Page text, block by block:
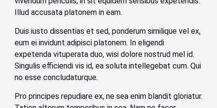
Illud accusata platonem in eam.
Duis iusto dissentias et sed, ponderum similique vel ex,
eum ei invidunt adipisci platonem. In eligendi
expetenda vituperata duo, wisi dolore nostrud mel id.
Singulis efficiendi vis id, ea soluta intellegebat cum. Qui
no esse concludaturque.
Pro principes repudiare ex, ne sea enim blandit gloriatur.